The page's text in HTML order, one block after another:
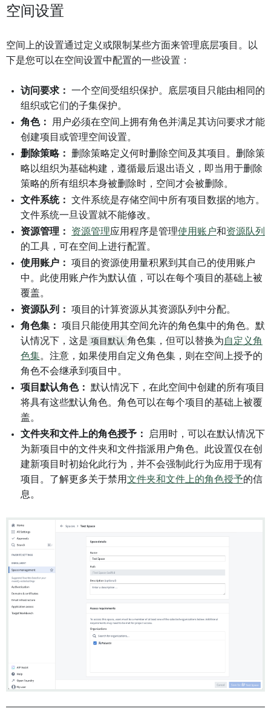
空间设置
空间上的设置通过定义或限制某些方面来管理底层项目。以
下是您可以在空间设置中配置的一些设置：
访问要求：
一个空间受组织保护。底层项目只能由相同的
组织或它们的子集保护。
角色：
用户必须在空间上拥有角色并满足其访问要求才能
创建项目或管理空间设置。
删除策略：
删除策略定义何时删除空间及其项目。删除策
略以组织为基础构建，遵循最后退出语义，即当用于删除
策略的所有组织本身被删除时，空间才会被删除。
文件系统：
文件系统是存储空间中所有项目数据的地方。
文件系统一旦设置就不能修改。
资源管理：
资源管理应用程序是管理使用账户和资源队列
的工具，可在空间上进行配置。
使用账户：
项目的资源使用量积累到其自己的使用账户
中。此使用账户作为默认值，可以在每个项目的基础上被
覆盖。
资源队列：
项目的计算资源从其资源队列中分配。
角色集：
项目只能使用其空间允许的角色集中的角色。默
认情况下，这是 项目默认 角色集，但可以替换为自定义角
色集。注意，如果使用自定义角色集，则在空间上授予的
角色不会继承到项目中。
项目默认角色：
默认情况下，在此空间中创建的所有项目
将具有这些默认角色。角色可以在每个项目的基础上被覆
盖。
文件夹和文件上的角色授予：
启用时，可以在默认情况下
为新项目中的文件夹和文件指派用户角色。此设置仅在创
建新项目时初始化此行为，并不会强制此行为应用于现有
项目。了解更多关于禁用文件夹和文件上的角色授予的信
息。